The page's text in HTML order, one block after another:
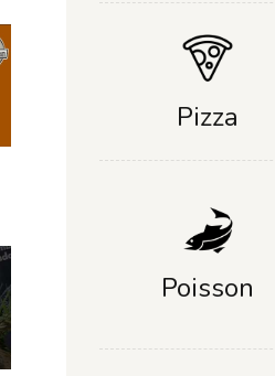
Pizza
Poisson